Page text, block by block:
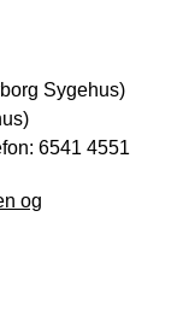
Sygehus)
6541 4551
og